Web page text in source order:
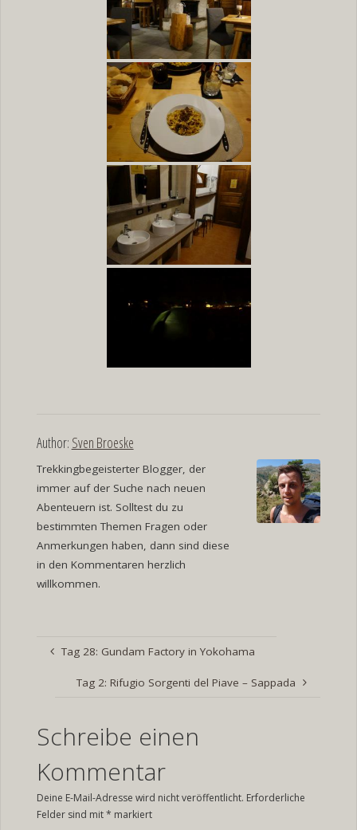
Author: Sven Broeske
Trekkingbegeisterter Blogger, der
immer auf der Suche nach neuen
Abenteuern ist. Solltest du zu
bestimmten Themen Fragen oder
Anmerkungen haben, dann sind diese
in den Kommentaren herzlich
willkommen.
Tag 28: Gundam Factory in Yokohama
Tag 2: Rifugio Sorgenti del Piave – Sappada
Schreibe einen
Kommentar
Deine E-Mail-Adresse wird nicht veröffentlicht. Erforderliche
Felder sind mit* markiert